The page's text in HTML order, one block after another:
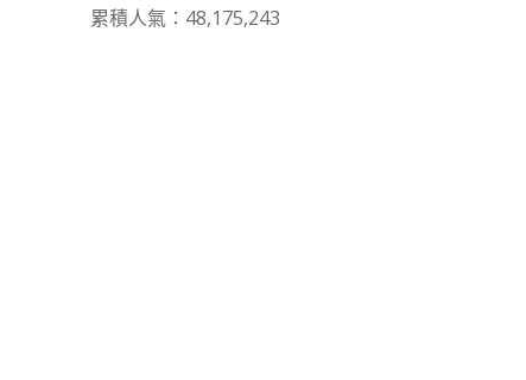
累積人氣：48,175,243